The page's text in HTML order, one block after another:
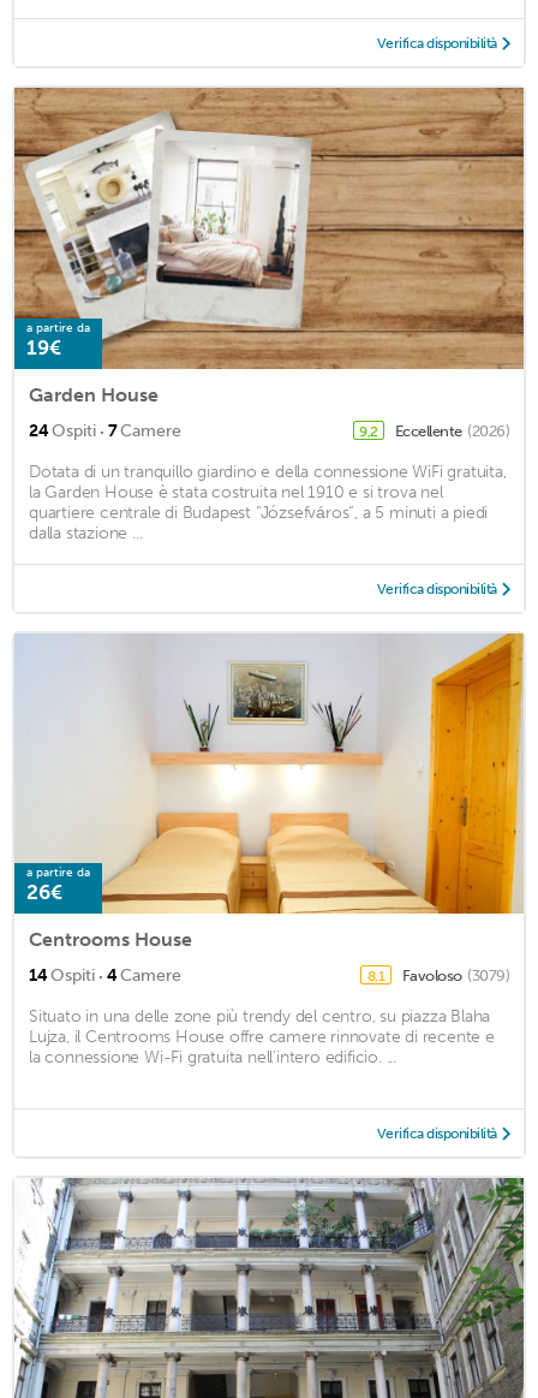
Verifica disponibilità
a partire da
19€
Garden House
24Ospiti · 7Camere 9,2 Eccellente (2026)
Dotata di un tranquillo giardino e della connessione WiFi gratuita,
la Garden House è stata costruita nel 1910 e si trova nel
quartiere centrale di Budapest “Józsefváros”, a 5 minuti a piedi
dalla stazione ...
Verifica disponibilità
a partire da
26€
Centrooms House
14Ospiti · 4Camere 8,1 Favoloso (3079)
Situato in una delle zone più trendy del centro, su piazza Blaha
Lujza, il Centrooms House offre camere rinnovate di recente e
la connessione Wi-Fi gratuita nell'intero edificio. ...
Verifica disponibilità